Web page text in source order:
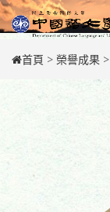
Skip
to
content
首頁 > 榮譽成果 >